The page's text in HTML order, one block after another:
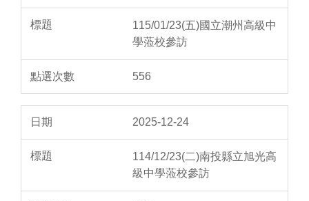
115/01/23(五)國立潮州高級中
學蒞校參訪
556
2025-12-24
114/12/23(二)南投縣立旭光高
級中學蒞校參訪